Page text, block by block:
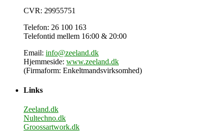
CVR: 29955751
Telefon: 26 100 163
Telefontid mellem 16:00 & 20:00
Email: info@zeeland.dk
Hjemmeside: www.zeeland.dk
(Firmaform: Enkeltmandsvirksomhed)
Links
Zeeland.dk
Nultechno.dk
Groossartwork.dk